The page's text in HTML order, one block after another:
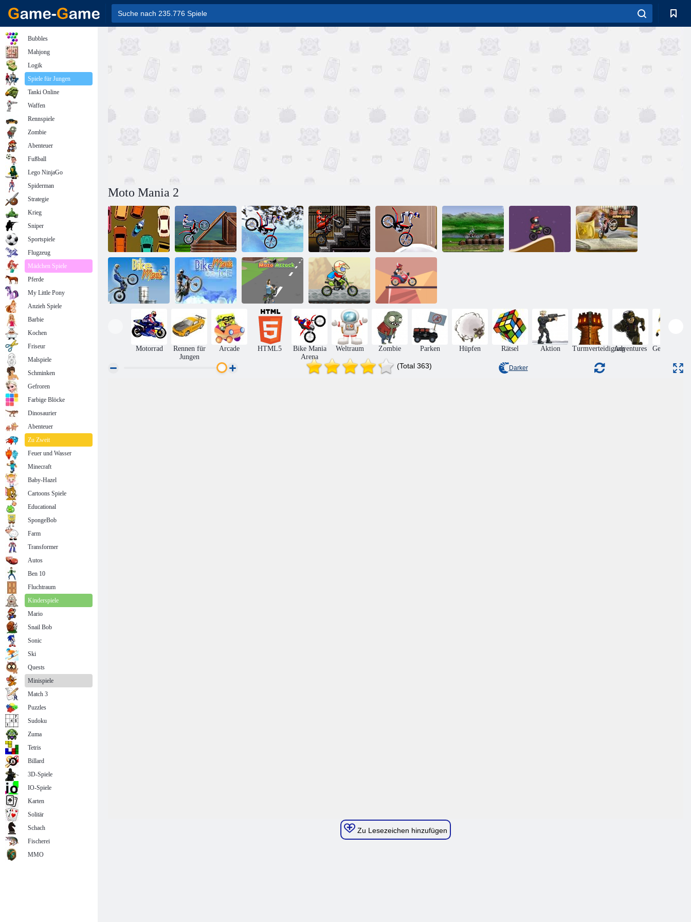
Moto Mania 2
Eingekreist
Kork
Bike Mania
Arena
Bike Mania
Arena 3
Mischung Reiter Moto Mania 4
Bike Mania 3
Moto -Angriff Reiter Feat Biker Lane
Motorrad
Rennen für
Jungen
Arcade HTML5
Bike Mania
Arena
Weltraum Zombie Parken Hüpfen Rätsel Aktion TurmverteidigungAdventures
(Total 363) Darker
Zu Lesezeichen hinzufügen
Bubbles
Mahjong
Logik
Spiele für Jungen
Tanki Online
Waffen
Rennspiele
Zombie
Abenteuer
Fußball
Lego NinjaGo
Spiderman
Strategie
Krieg
Sniper
Sportspiele
Flugzeug
Mädchen Spiele
Pferde
My Little Pony
Anzieh Spiele
Barbie
Kochen
Friseur
Malspiele
Schminken
Gefroren
Farbige Blöcke
Dinosaurier
Abenteuer
Zu Zweit
Feuer und Wasser
Minecraft
Baby-Hazel
Cartoons Spiele
Educational
SpongeBob
Farm
Transformer
Autos
Ben 10
Fluchtraum
Kinderspiele
Mario
Snail Bob
Sonic
Ski
Quests
Minispiele
Match 3
Puzzles
Sudoku
Zuma
Tetris
Billard
3D-Spiele
IO-Spiele
Karten
Solitär
Schach
Fischerei
MMO